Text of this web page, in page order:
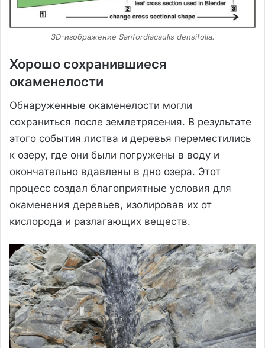
3D-изображение Sanfordiacaulis densifolia.
Хорошо сохранившиеся
окаменелости
Обнаруженные окаменелости могли
сохраниться после землетрясения. В результате
этого события листва и деревья переместились
к озеру, где они были погружены в воду и
окончательно вдавлены в дно озера. Этот
процесс создал благоприятные условия для
окаменения деревьев, изолировав их от
кислорода и разлагающих веществ.